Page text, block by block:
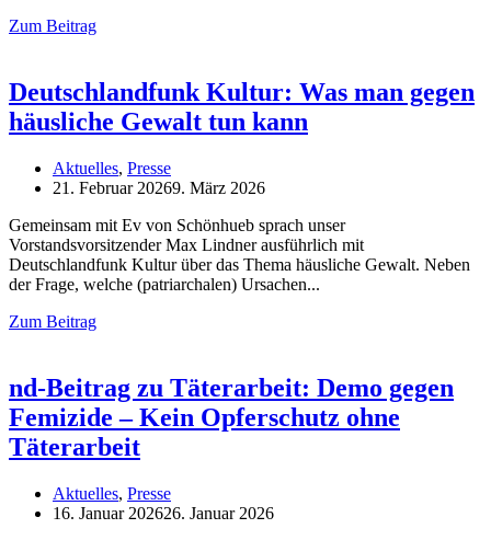
Zum Beitrag
Deutschlandfunk Kultur: Was man gegen
häusliche Gewalt tun kann
Aktuelles, Presse
21. Februar 20269. März 2026
Gemeinsam mit Ev von Schönhueb sprach unser
Vorstandsvorsitzender Max Lindner ausführlich mit
Deutschlandfunk Kultur über das Thema häusliche Gewalt. Neben
der Frage, welche (patriarchalen) Ursachen
Zum Beitrag
nd-Beitrag zu Täterarbeit: Demo gegen
Femizide – Kein Opferschutz ohne
Täterarbeit
Aktuelles, Presse
16. Januar 202626. Januar 2026